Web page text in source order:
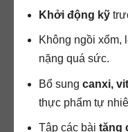
Khởi động kỹ
Không ngồi xổm,
nặng quá sức.
Bổ sung canxi,
thực phẩm tự
Tập các bài tăng